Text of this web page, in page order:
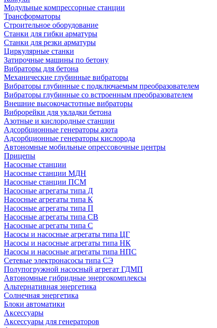
Модульные компрессорные станции
Трансформаторы
Строительное оборудование
Станки для гибки арматуры
Станки для резки арматуры
Циркулярные станки
Затирочные машины по бетону
Вибраторы для бетона
Механические глубинные вибраторы
Вибраторы глубинные с подключаемым преобразователем
Вибраторы глубинные со встроенным преобразователем
Внешние высокочастотные вибраторы
Виброрейки для укладки бетона
Азотные и кислородные станции
Адсорбционные генераторы азота
Адсорбционные генераторы кислорода
Автономные мобильные опрессовочные центры
Прицепы
Насосные станции
Насосные станции МДН
Насосные станции ПСМ
Насосные агрегаты типа Д
Насосные агрегаты типа К
Насосные агрегаты типа П
Насосные агрегаты типа СВ
Насосные агрегаты типа С
Насосы и насосные агрегаты типа ЦГ
Насосы и насосные агрегаты типа НК
Насосы и насосные агрегаты типа НПС
Сетевые электронасосы типа СЭ
Полупогружной насосный агрегат ГДМП
Автономные гибридные энергокомплексы
Альтернативная энергетика
Солнечная энергетика
Блоки автоматики
Аксессуары
Аксессуары для генераторов